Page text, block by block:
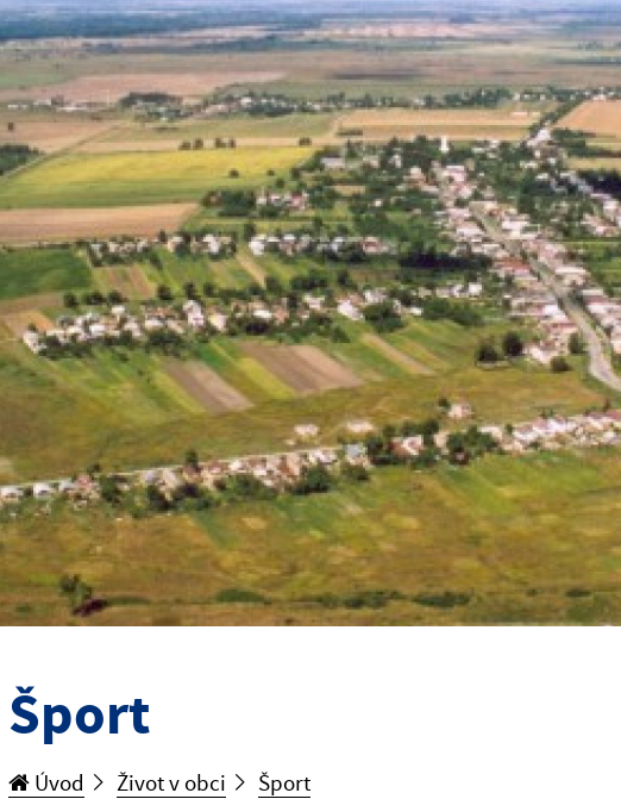
Šport
Úvod Život v obci Šport